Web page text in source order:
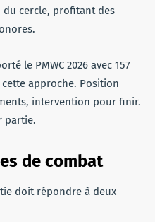
du cercle, profitant des
le PMWC 2026 avec 157
approche. Position
intervention pour finir.
partie.
de combat
doit répondre à deux